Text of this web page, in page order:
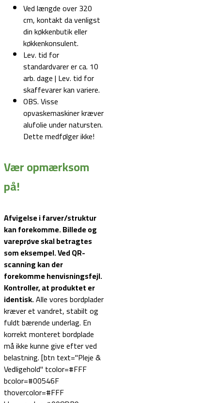
Ved længde over 320
cm, kontakt da venligst
din køkkenbutik eller
køkkenkonsulent.
Lev. tid for
standardvarer er ca. 10
arb. dage | Lev. tid for
skaffevarer kan variere.
OBS. Visse
opvaskemaskiner kræver
alufolie under natursten.
Dette medfølger ikke!
Vær opmærksom
på!
Afvigelse i farver/struktur
kan forekomme. Billede og
vareprøve skal betragtes
som eksempel.Ved QR-
scanning kan der
forekomme henvisningsfejl.
Kontroller, at produktet er
identisk.Alle vores bordplader
kræver et vandret, stabilt og
fuldt bærende underlag. En
korrekt monteret bordplade
må ikke kunne give efter ved
belastning. [btn text="Pleje &
Vedligehold" tcolor=#FFF
bcolor=#00546F
thovercolor=#FFF